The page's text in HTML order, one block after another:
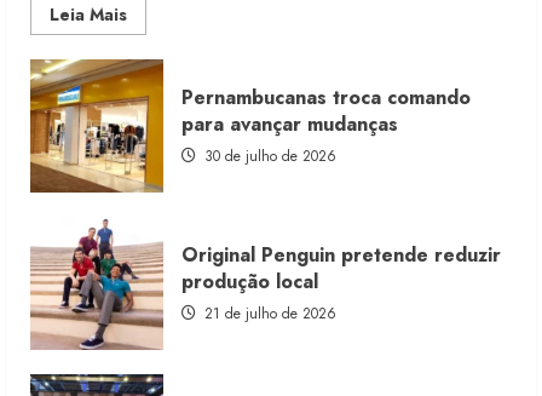
Leia MaisRead
more
Morena
Rosa
lança
franquia
com
estoque
consignado
Pernambucanas troca comando
para avançar mudanças
30 de julho de 2026
Original Penguin pretende reduzir
produção local
21 de julho de 2026